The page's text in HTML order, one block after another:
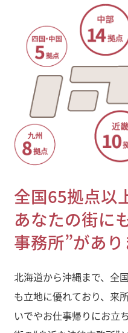
全国65拠点以
あなたの街に
事務所”があり
北海道から沖縄まで、全
も立地に優れており、来
いでやお仕事帰りにお立